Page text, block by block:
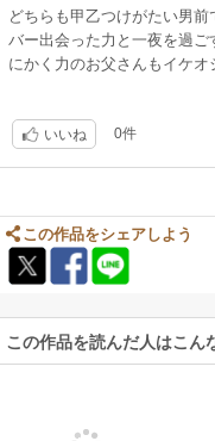
どちらも甲乙つけがたい男前
バー出会った力と一夜を過ご
にかく力のお父さんもイケオ
いいね 0件
この作品をシェアしよう
この作品を読んだ人はこん